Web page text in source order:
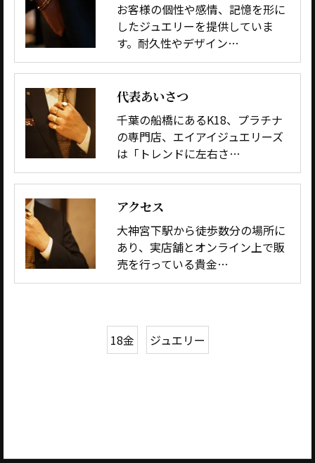
お客様の個性や感情、記憶を形に
したジュエリーを提供していま
す。耐久性やデザイン…
代表あいさつ
千葉の船橋にあるK18、プラチナ
の専門店、エイアイジュエリーズ
は「トレンドに左右さ…
アクセス
大神宮下駅から徒歩数分の場所に
あり、実店舗とオンライン上で販
売を行っている貴金…
18金 ジュエリー